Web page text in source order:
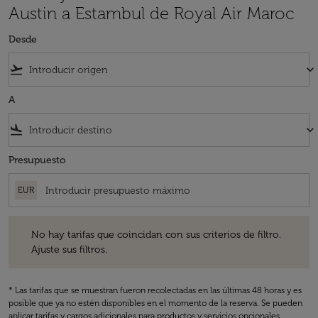
Austin a Estambul de Royal Air Maroc
Desde
flight_takeoff keyboard_arrow_down
A
flight_land keyboard_arrow_down
Presupuesto
EUR
No hay tarifas que coincidan con sus criterios de filtro.
Ajuste sus filtros.
* Las tarifas que se muestran fueron recolectadas en las últimas 48 horas y es
posible que ya no estén disponibles en el momento de la reserva. Se pueden
aplicar tarifas y cargos adicionales para productos y servicios opcionales.